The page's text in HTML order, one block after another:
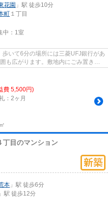
花園 」駅 徒歩10分
町 １丁目
： 1室
いて6分の場所には三菱UFJ銀行があ
も広がります。敷地内にごみ置き場
費 5,500円)
：2ヶ月
丁目のマンション
本 」駅 徒歩6分
」駅 徒歩12分